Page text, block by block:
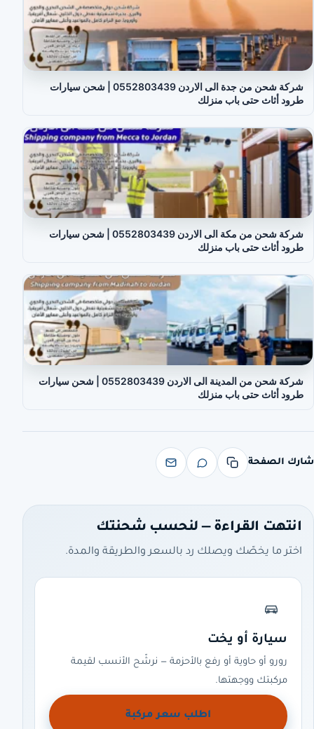
شركة شحن من جدة الى الاردن 0552803439 | شحن سيارات
طرود أثاث حتى باب منزلك
شركة شحن من مكة الى الاردن 0552803439 | شحن سيارات
طرود أثاث حتى باب منزلك
شركة شحن من المدينة الى الاردن 0552803439 | شحن سيارات
طرود أثاث حتى باب منزلك
شارك الصفحة
انتهت القراءة — لنحسب شحنتك
اختر ما يخصّك ويصلك رد بالسعر والطريقة والمدة.
سيارة أو يخت
رورو أو حاوية أو رفع بالأحزمة — نرشّح الأنسب لقيمة
مركبتك ووجهتها.
اطلب سعر مركبة